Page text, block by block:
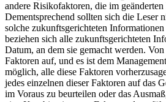
andere Risikofaktoren, die im
Dementsprechend sollten sich die Leser
solche zukunftsgerichteten
beziehen sich alle zukunftsgerichteten
Datum, an dem sie gemacht werden.
Faktoren auf, und es ist dem
möglich, alle diese Faktoren
jedes einzelnen dieser Faktoren auf das
im Voraus zu beurteilen oder das